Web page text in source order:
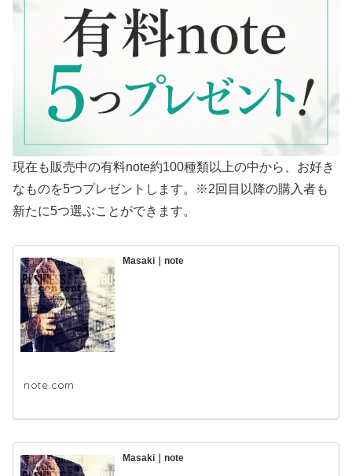
現在も販売中の有料note約100種類以上の中から、お好き
なものを5つプレゼントします。※2回目以降の購入者も
新たに5つ選ぶことができます。
Masaki｜note
note.com
Masaki｜note